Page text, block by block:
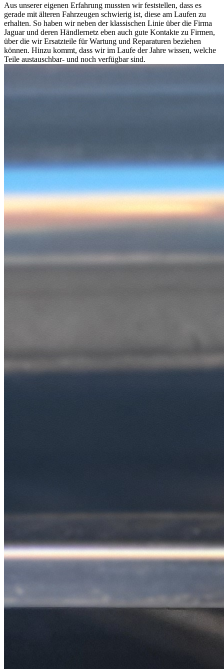
Aus unserer eigenen Erfahrung mussten wir feststellen, dass es
gerade mit älteren Fahrzeugen schwierig ist, diese am Laufen zu
erhalten. So haben wir neben der klassischen Linie über die Firma
Jaguar und deren Händlernetz eben auch gute Kontakte zu Firmen,
über die wir Ersatzteile für Wartung und Reparaturen beziehen
können. Hinzu kommt, dass wir im Laufe der Jahre wissen, welche
Teile austauschbar- und noch verfügbar sind.